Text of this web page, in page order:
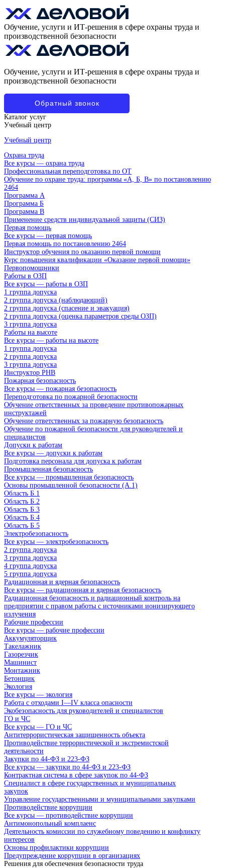
Обучение, услуги и ИТ-решения в сфере охраны труда и
производственной безопасности
Обучение, услуги и ИТ-решения в сфере охраны труда и
производственной безопасности
Обратный звонок
Каталог услуг
Учебный центр
Учебный центр
Охрана труда
Все курсы — охрана труда
Профессиональная переподготовка по ОТ
Обучение по охране труда: программы «А, Б, В» по постановлению
2464
Программа А
Программа Б
Программа В
Применение средств индивидуальной защиты (СИЗ)
Первая помощь
Все курсы — первая помощь
Первая помощь по постановлению 2464
Инструктор обучения по оказанию первой помощи
Курс повышения квалификации «Оказание первой помощи»
Первопомощники
Работы в ОЗП
Все курсы — работы в ОЗП
1 группа допуска
2 группа допуска (наблюдающий)
2 группа допуска (спасение и эвакуация)
2 группа допуска (оценка параметров среды ОЗП)
3 группа допуска
Работы на высоте
Все курсы — работы на высоте
1 группа допуска
2 группа допуска
3 группа допуска
Инструктор РНВ
Пожарная безопасность
Все курсы — пожарная безопасность
Переподготовка по пожарной безопасности
Обучение ответственных за проведение противопожарных
инструктажей
Обучение ответственных за пожарную безопасность
Обучение по пожарной безопасности для руководителей и
специалистов
Допуски к работам
Все курсы — допуски к работам
Подготовка персонала для допуска к работам
Промышленная безопасность
Все курсы — промышленная безопасность
Основы промышленной безопасности (A.1)
Область Б.1
Область Б.2
Область Б.3
Область Б.4
Область Б.5
Электробезопасность
Все курсы — электробезопасность
2 группа допуска
3 группа допуска
4 группа допуска
5 группа допуска
Радиационная и ядерная безопасность
Все курсы — радиационная и ядерная безопасность
Радиационная безопасность и радиационный контроль на
предприятии с правом работы с источниками ионизирующего
излучения
Рабочие профессии
Все курсы — рабочие профессии
Аккумуляторщик
Такелажник
Газорезчик
Машинист
Монтажник
Бетонщик
Экология
Все курсы — экология
Работа с отходами I—IV класса опасности
Экобезопасность для руководителей и специалистов
ГО и ЧС
Все курсы — ГО и ЧС
Антитеррористическая защищенность объекта
Противодействие террористической и экстремистской
деятельности
Закупки по 44-ФЗ и 223-ФЗ
Все курсы — закупки по 44-ФЗ и 223-ФЗ
Контрактная система в сфере закупок по 44-ФЗ
Специалист в сфере государственных и муниципальных
закупок
Управление государственными и муниципальными закупками
Противодействие коррупции
Все курсы — противодействие коррупции
Антимонопольный комплаенс
Деятельность комиссии по служебному поведению и конфликту
интересов
Основы профилактики коррупции
Предупреждение коррупции в организациях
Решения для обеспечения безопасности труда